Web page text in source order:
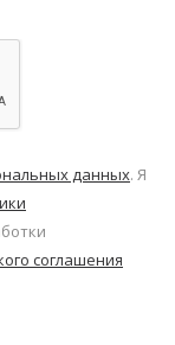
данных. Я
соглашения